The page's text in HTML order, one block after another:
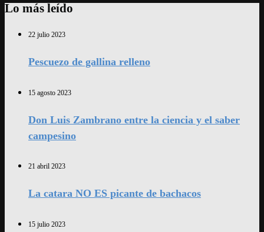
Lo más leído
22 julio 2023
Pescuezo de gallina relleno
15 agosto 2023
Don Luis Zambrano entre la ciencia y el saber
campesino
21 abril 2023
La catara NO ES picante de bachacos
15 julio 2023